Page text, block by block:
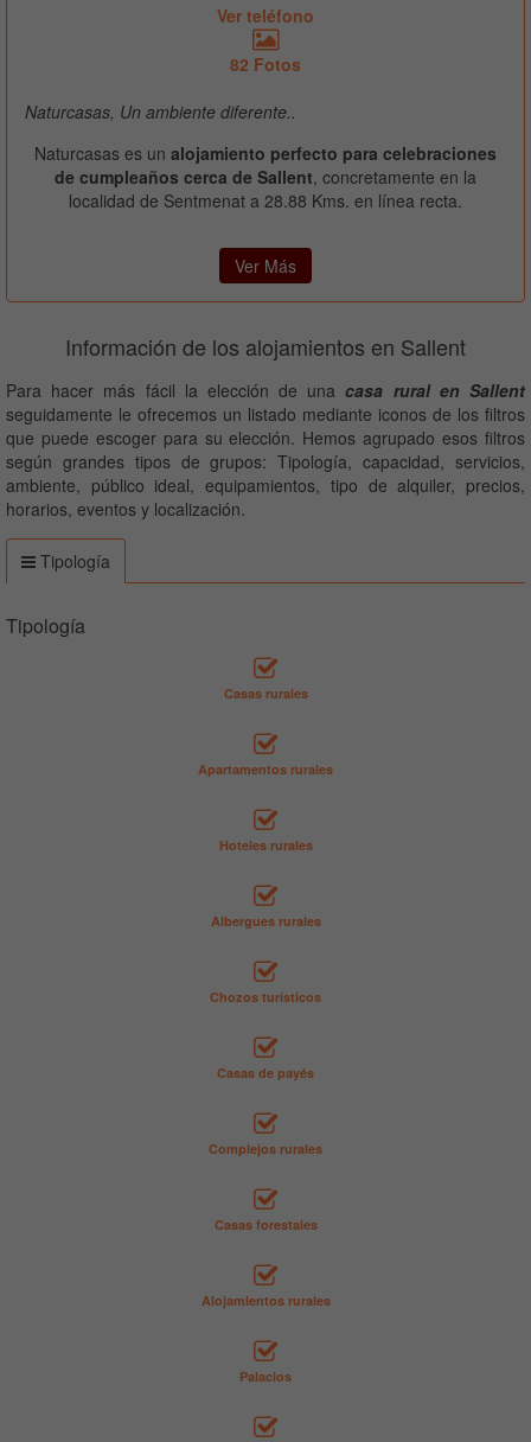
Ver teléfono
82 Fotos
Naturcasas, Un ambiente diferente..
Naturcasas es un alojamiento perfecto para celebraciones
de cumpleaños cerca de Sallent, concretamente en la
localidad de Sentmenat a 28.88 Kms. en línea recta.
Ver Más
Información de los alojamientos en Sallent
Para hacer más fácil la elección de unacasa rural en Sallent
seguidamente le ofrecemos un listado mediante iconos de los filtros
que puede escoger para su elección. Hemos agrupado esos filtros
según grandes tipos de grupos: Tipología, capacidad, servicios,
ambiente, público ideal, equipamientos, tipo de alquiler, precios,
horarios, eventos y localización.
Tipología
Tipología
Casas rurales
Apartamentos rurales
Hoteles rurales
Albergues rurales
Chozos turísticos
Casas de payés
Complejos rurales
Casas forestales
Alojamientos rurales
Palacios